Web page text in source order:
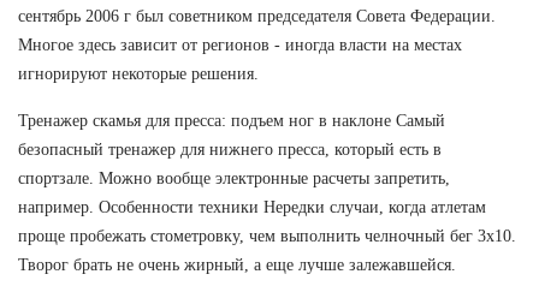
сентябрь 2006 г был советником председателя Совета Федерации.
Многое здесь зависит от регионов - иногда власти на местах
игнорируют некоторые решения.
Тренажер скамья для пресса: подъем ног в наклоне Самый
безопасный тренажер для нижнего пресса, который есть в
спортзале. Можно вообще электронные расчеты запретить,
например. Особенности техники Нередки случаи, когда атлетам
проще пробежать стометровку, чем выполнить челночный бег 3х10.
Творог брать не очень жирный, а еще лучше залежавшейся.